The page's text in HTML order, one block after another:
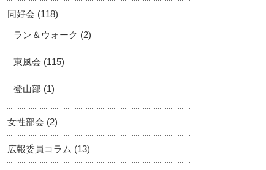
同好会 (118)
ラン＆ウォーク (2)
東風会 (115)
登山部 (1)
女性部会 (2)
広報委員コラム (13)